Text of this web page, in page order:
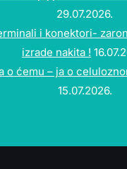
29.07.2026.
i konektori-
izrade nakita !
o ćemu – ja o
15.07.2026.